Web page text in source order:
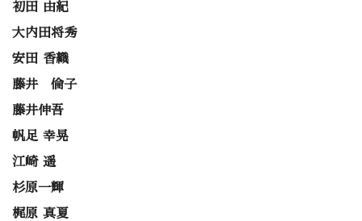
初田 由紀
大内田将秀
安田 香織
藤井 倫子
藤井伸吾
帆足 幸晃
江崎 遥
杉原一輝
梶原 真夏